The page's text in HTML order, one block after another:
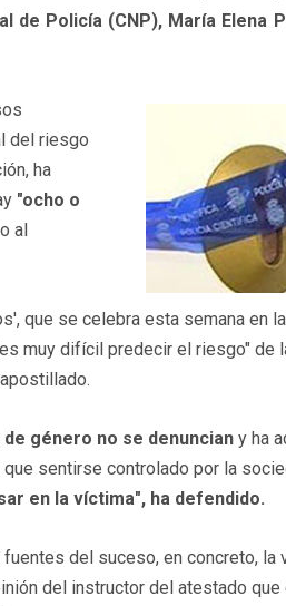
Policía (CNP), María Elena
del riesgo
ha
"ocho o
al
que se celebra esta semana en
muy difícil predecir el riesgo" de
género no se denuncian y ha
sentirse controlado por la
en la víctima", ha defendido.
del suceso, en concreto, la
del instructor del atestado que